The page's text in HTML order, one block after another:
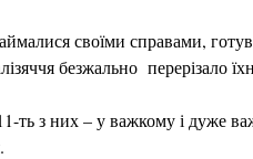
своїми справами,
безжально перерізало
з них – у важкому і дуже